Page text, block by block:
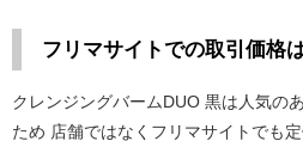
フリマサイトでの取引価格
クレンジングバームDUO 黒は人気の
ため 店舗ではなくフリマサイトでも